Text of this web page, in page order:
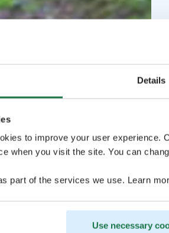
Details
to improve your user experience.
when you visit the site. You can
part of the services we use. Learn
Use necessary